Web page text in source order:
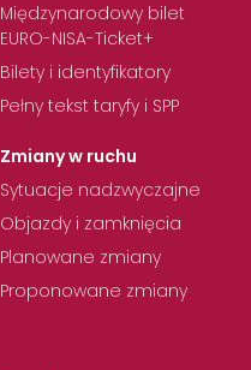
Międzynarodowy bilet
EURO-NISA-Ticket+
Bilety i identyfikatory
Pełny tekst taryfy i SPP
Zmiany w ruchu
Sytuacje nadzwyczajne
Objazdy i zamknięcia
Planowane zmiany
Proponowane zmiany